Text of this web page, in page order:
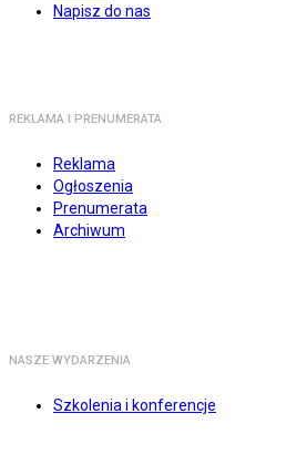
Napisz do nas
REKLAMA I PRENUMERATA
Reklama
Ogłoszenia
Prenumerata
Archiwum
NASZE WYDARZENIA
Szkolenia i konferencje